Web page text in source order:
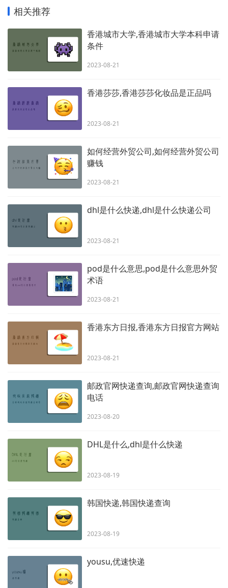
相关推荐
香港城市大学,香港城市大学本科申请
条件
2023-08-21
香港莎莎,香港莎莎化妆品是正品吗
2023-08-21
如何经营外贸公司,如何经营外贸公司
赚钱
2023-08-21
dhl是什么快递,dhl是什么快递公司
2023-08-21
pod是什么意思,pod是什么意思外贸
术语
2023-08-21
香港东方日报,香港东方日报官方网站
2023-08-21
邮政官网快递查询,邮政官网快递查询
电话
2023-08-20
DHL是什么,dhl是什么快递
2023-08-19
韩国快递,韩国快递查询
2023-08-19
yousu,优速快递